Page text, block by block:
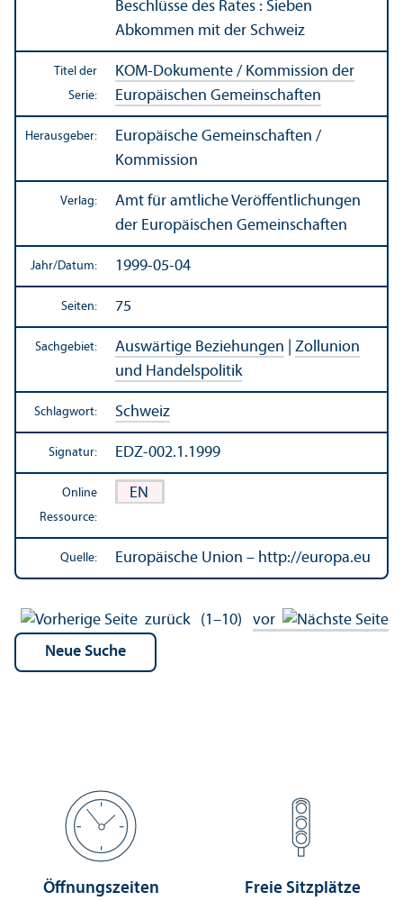
Beschlüsse des Rates : Sieben
Abkommen mit der Schweiz
Titel der
Serie:
KOM-Dokumente / Kommission der
Europäischen Gemeinschaften
Herausgeber:
Europäische Gemeinschaften /
Kommission
Verlag:
Amt für amtliche Veröffentlichungen
der Europäischen Gemeinschaften
Jahr/Datum: 1999-05-04
Seiten: 75
Sachgebiet: Auswärtige Beziehungen
Zollunion
und Handels­politik
Schlagwort: Schweiz
Signatur: EDZ-002.1.1999
Online
Ressource:
EN
Quelle: Europäische Union – http://europa.eu
zurück (1–10) vor
Öffnungs­zeiten Freie Sitzplätze